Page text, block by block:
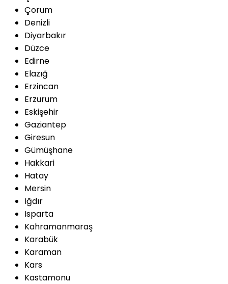
Çorum
Denizli
Diyarbakır
Düzce
Edirne
Elazığ
Erzincan
Erzurum
Eskişehir
Gaziantep
Giresun
Gümüşhane
Hakkari
Hatay
Mersin
Iğdır
Isparta
Kahramanmaraş
Karabük
Karaman
Kars
Kastamonu